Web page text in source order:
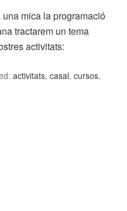
mica la programació
tractarem un tema
activitats:
activitats,casal,cursos,